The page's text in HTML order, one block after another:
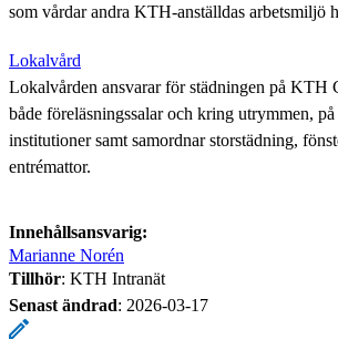
som vårdar andra KTH-anställdas arbetsmiljö
Lokalvård
Lokalvården ansvarar för städningen på KTH
både föreläsningssalar och kring utrymmen,
institutioner samt samordnar storstädning,
entrémattor.
Innehållsansvarig:
Marianne Norén
Tillhör: KTH Intranät
Senast ändrad: 2026-03-17